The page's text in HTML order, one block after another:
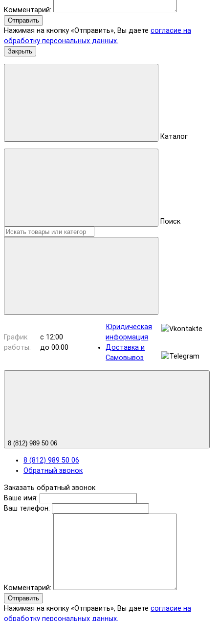
Комментарий:
Отправить
Нажимая на кнопку «Отправить», Вы даете согласие на
обработку персональных данных.
Закрыть
Каталог
Поиск
График
работы:
с 12:00
до 00:00
Юридическая
информация
Доставка и
Самовывоз
8 (812) 989 50 06
8 (812) 989 50 06
Обратный звонок
Заказать обратный звонок
Ваше имя:
Ваш телефон:
Комментарий:
Отправить
Нажимая на кнопку «Отправить», Вы даете согласие на
обработку персональных данных.